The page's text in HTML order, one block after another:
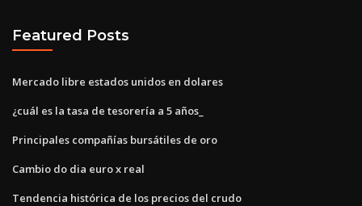
Featured Posts
Mercado libre estados unidos en dolares
¿cuál es la tasa de tesorería a 5 años_
Principales compañías bursátiles de oro
Cambio do dia euro x real
Tendencia histórica de los precios del crudo